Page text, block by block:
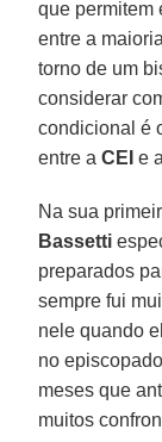
que permitem
entre a
torno de um
considerar
condicional é
entre aCEI e
Na sua
Bassetti
preparados
sempre fui
nele quando
no
meses que
muitos